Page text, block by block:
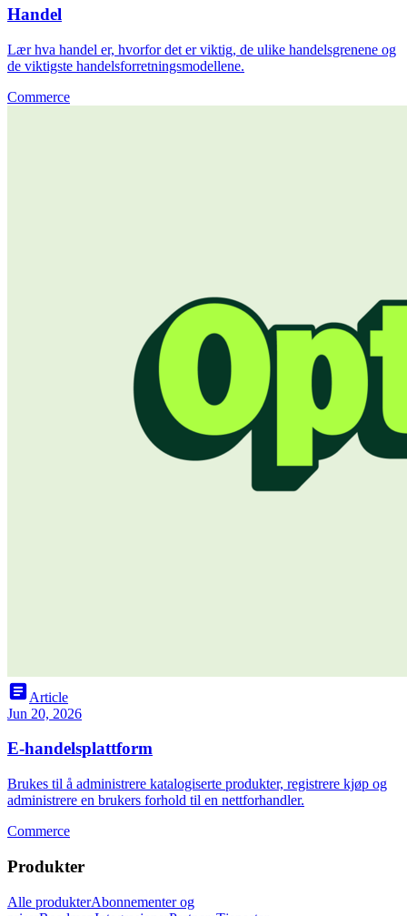
Handel
Lær hva handel er, hvorfor det er viktig, de ulike handelsgrenene og
de viktigste handelsforretningsmodellene.
Commerce
articleArticle
Jun 20, 2026
E-handelsplattform
Brukes til å administrere katalogiserte produkter, registrere kjøp og
administrere en brukers forhold til en nettforhandler.
Commerce
Produkter
Alle produkterAbonnementer og